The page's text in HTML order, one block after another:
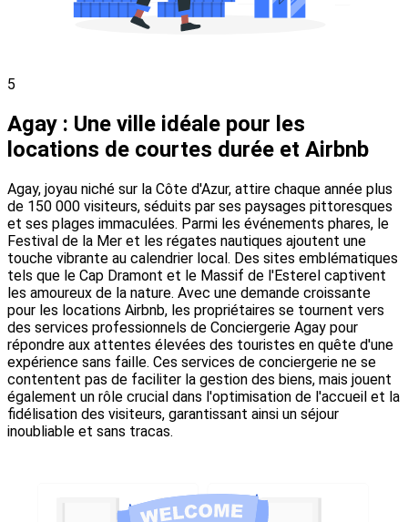
5
Agay : Une ville idéale pour les
locations de courtes durée et Airbnb
Agay, joyau niché sur la Côte d'Azur, attire chaque année plus
de 150 000 visiteurs, séduits par ses paysages pittoresques
et ses plages immaculées. Parmi les événements phares, le
Festival de la Mer et les régates nautiques ajoutent une
touche vibrante au calendrier local. Des sites emblématiques
tels que le Cap Dramont et le Massif de l'Esterel captivent
les amoureux de la nature. Avec une demande croissante
pour les locations Airbnb, les propriétaires se tournent vers
des services professionnels de Conciergerie Agay pour
répondre aux attentes élevées des touristes en quête d'une
expérience sans faille. Ces services de conciergerie ne se
contentent pas de faciliter la gestion des biens, mais jouent
également un rôle crucial dans l'optimisation de l'accueil et la
fidélisation des visiteurs, garantissant ainsi un séjour
inoubliable et sans tracas.